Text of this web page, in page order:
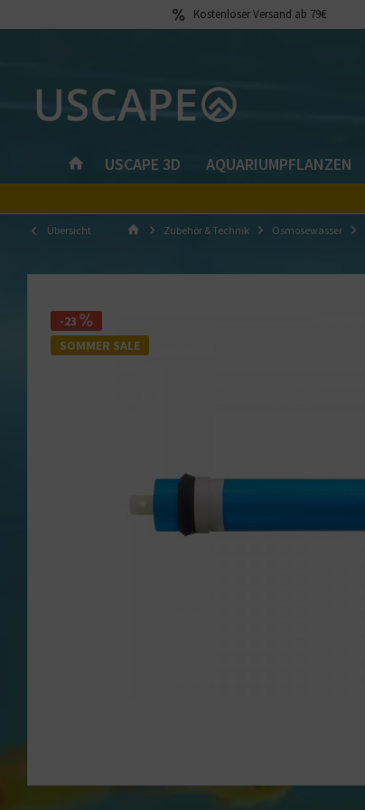
Kostenloser Versand ab 79€
USCAPE 3D AQUARIUMPFLANZEN
Übersicht Zubehör & Technik Osmosewasser
-23
SOMMER SALE